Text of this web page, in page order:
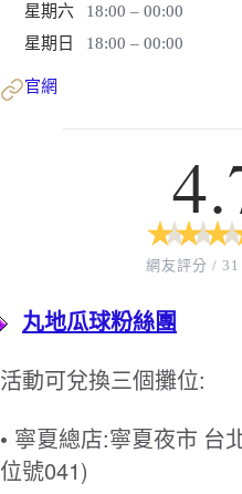
星期六
18:00 – 00:00
星期日
18:00 – 00:00
官網
★
★ ★
★★
網友評分 / 31
丸地瓜球粉絲團
活動可兌換三個攤位:
• 寧夏總店:寧夏夜市 台
位號041)